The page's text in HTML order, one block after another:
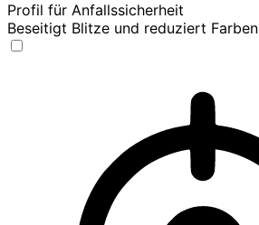
Profil für Anfallssicherheit
Beseitigt Blitze und reduziert Farben